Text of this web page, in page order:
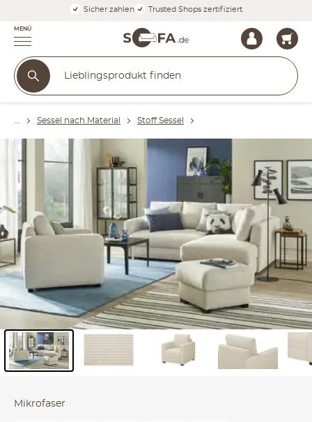
Sicher zahlen Trusted Shops zertifiziert
MENÜ
Sessel nach Material Stoff Sessel
Mikrofaser